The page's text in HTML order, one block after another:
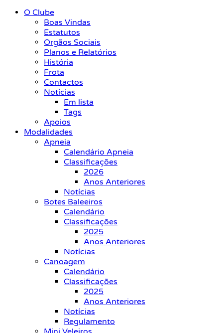
O Clube
Boas Vindas
Estatutos
Orgãos Sociais
Planos e Relatórios
História
Frota
Contactos
Notícias
Em lista
Tags
Apoios
Modalidades
Apneia
Calendário Apneia
Classificações
2026
Anos Anteriores
Notícias
Botes Baleeiros
Calendário
Classificações
2025
Anos Anteriores
Notícias
Canoagem
Calendário
Classificações
2025
Anos Anteriores
Notícias
Regulamento